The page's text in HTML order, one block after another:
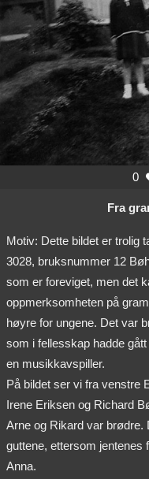
0
Fra
Motiv: Dette bildet er trolig
3028, bruksnummer 12
som er foreviget, men det
oppmerksomheten på
høyre for ungene. Det var
som i fellesskap hadde
en musikkavspiller.
På bildet ser vi fra venstre
Irene Eriksen og Richard
Arne og Rikard var brødre.
guttene, ettersom jentenes
Anna.